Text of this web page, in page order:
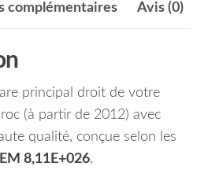
complémentaires Avis (0)
principal droit de votre
(à partir de 2012) avec
qualité, conçue selon les
8,11E+026.